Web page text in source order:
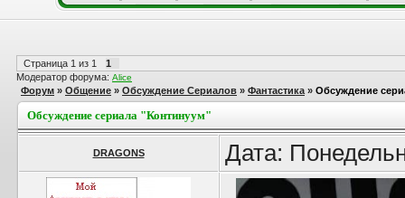
Страница 1 из 1
1
Модератор форума: Alice
Форум » Общение » Обсуждение Сериалов » Фантастика » Обсуждение
Обсуждение сериала "Континуум"
DRAGONS Дата: